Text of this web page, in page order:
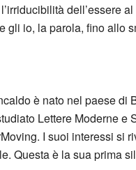
dell’essere
gli io, la parola, fino allo
è nato nel paese di
Lettere Moderne e
I suoi interessi si
Questa è la sua prima